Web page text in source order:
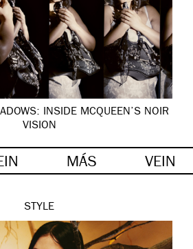
INSIDE MCQUEEN’S NOIR
VISION
MÁS VEIN
STYLE